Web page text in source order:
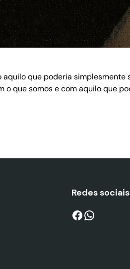
que poderia simplesmente
o que somos e com aquilo que
Redes sociais
Facebook WhatsApp